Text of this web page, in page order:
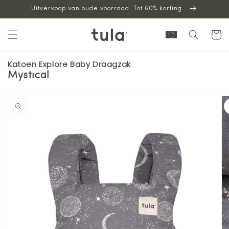
naarUitverkoop van oude voorraad. Tot 60% korting.
Katoen Explore Baby Draagzak
Mystical